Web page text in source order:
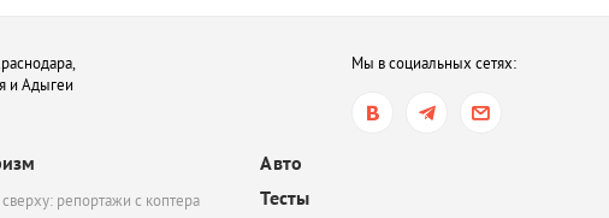
В Ростове-на-Дону
обязать пользователей
электросамокатов
и Адыгеи
Мы в социальных сетях:
репортажи с коптера
Авто
Тесты